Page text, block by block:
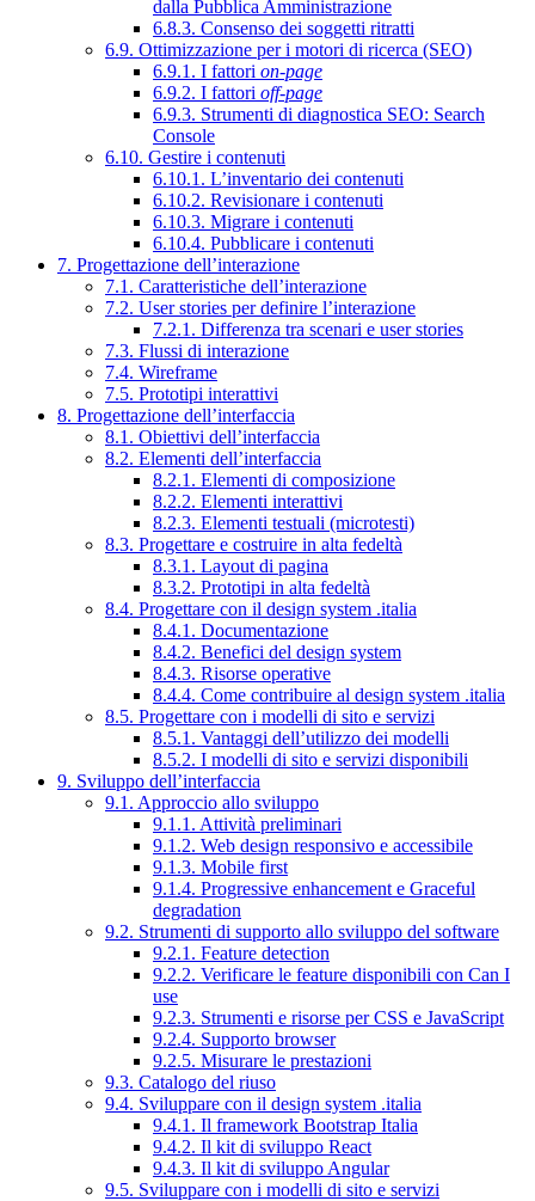
dalla Pubblica Amministrazione
6.8.3. Consenso dei soggetti ritratti
6.9. Ottimizzazione per i motori di ricerca (SEO)
6.9.1. I fattori on-page
6.9.2. I fattori off-page
6.9.3. Strumenti di diagnostica SEO: Search
Console
6.10. Gestire i contenuti
6.10.1. L’inventario dei contenuti
6.10.2. Revisionare i contenuti
6.10.3. Migrare i contenuti
6.10.4. Pubblicare i contenuti
7. Progettazione dell’interazione
7.1. Caratteristiche dell’interazione
7.2. User stories per definire l’interazione
7.2.1. Differenza tra scenari e user stories
7.3. Flussi di interazione
7.4. Wireframe
7.5. Prototipi interattivi
8. Progettazione dell’interfaccia
8.1. Obiettivi dell’interfaccia
8.2. Elementi dell’interfaccia
8.2.1. Elementi di composizione
8.2.2. Elementi interattivi
8.2.3. Elementi testuali (microtesti)
8.3. Progettare e costruire in alta fedeltà
8.3.1. Layout di pagina
8.3.2. Prototipi in alta fedeltà
8.4. Progettare con il design system .italia
8.4.1. Documentazione
8.4.2. Benefici del design system
8.4.3. Risorse operative
8.4.4. Come contribuire al design system .italia
8.5. Progettare con i modelli di sito e servizi
8.5.1. Vantaggi dell’utilizzo dei modelli
8.5.2. I modelli di sito e servizi disponibili
9. Sviluppo dell’interfaccia
9.1. Approccio allo sviluppo
9.1.1. Attività preliminari
9.1.2. Web design responsivo e accessibile
9.1.3. Mobile first
9.1.4. Progressive enhancement e Graceful
degradation
9.2. Strumenti di supporto allo sviluppo del software
9.2.1. Feature detection
9.2.2. Verificare le feature disponibili con Can I
use
9.2.3. Strumenti e risorse per CSS e JavaScript
9.2.4. Supporto browser
9.2.5. Misurare le prestazioni
9.3. Catalogo del riuso
9.4. Sviluppare con il design system .italia
9.4.1. Il framework Bootstrap Italia
9.4.2. Il kit di sviluppo React
9.4.3. Il kit di sviluppo Angular
9.5. Sviluppare con i modelli di sito e servizi